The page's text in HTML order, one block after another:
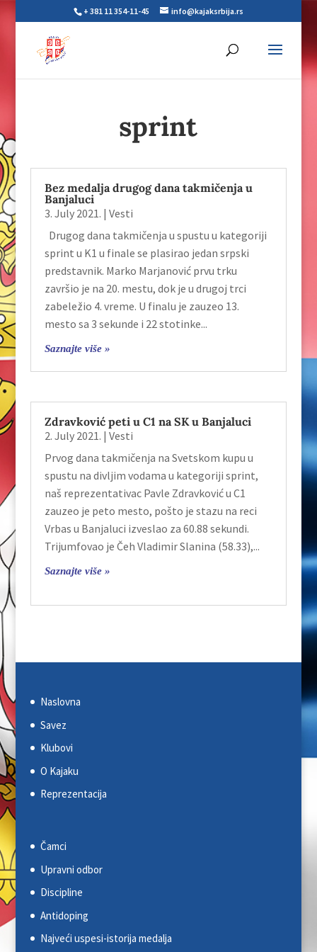
+ 381 11 354-11-45 info@kajaksrbija.rs
sprint
Bez medalja drugog dana takmičenja u
Banjaluci
3. July 2021. | Vesti
Drugog dana takmičenja u spustu u kategoriji
sprint u K1 u finale se plasirao jedan srpski
predstavnik. Marko Marjanović prvu trku
završio je na 20. mestu, dok je u drugoj trci
zabeležio 4. vreme. U finalu je zauzeo 13.
mesto sa 3 sekunde i 22 stotinke...
Saznajte više »
Zdravković peti u C1 na SK u Banjaluci
2. July 2021. | Vesti
Prvog dana takmičenja na Svetskom kupu u
spustu na divljim vodama u kategoriji sprint,
naš reprezentativac Pavle Zdravković u C1
zauzeo je peto mesto, pošto je stazu na reci
Vrbas u Banjaluci izveslao za 60.88 sekundi.
Trijumfovao je Čeh Vladimir Slanina (58.33),...
Saznajte više »
Naslovna
Savez
Klubovi
O Kajaku
Reprezentacija
Čamci
Upravni odbor
Discipline
Antidoping
Najveći uspesi-istorija medalja